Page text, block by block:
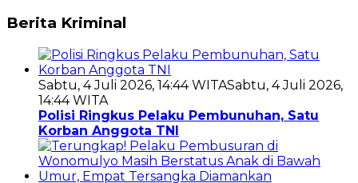
Berita Kriminal
Sabtu, 4 Juli 2026, 14:44 WITASabtu, 4 Juli 2026,
14:44 WITA
Polisi Ringkus Pelaku Pembunuhan, Satu
Korban Anggota TNI